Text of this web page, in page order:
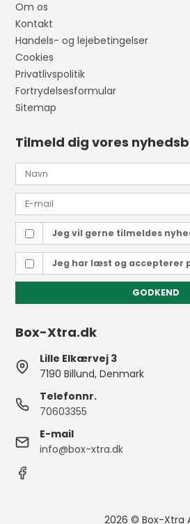
Om os
Kontakt
Handels- og lejebetingelser
Cookies
Privatlivspolitik
Fortrydelsesformular
Sitemap
Tilmeld dig vores
Jeg vil gerne tilmeldes
Jeg har læst og accepterer
GODKEND
Box-Xtra.dk
Lille Elkærvej 3
7190 Billund, Denmark
Telefonnr.
70603355
E-mail
info@box-xtra.dk
2026 © Box-Xtra